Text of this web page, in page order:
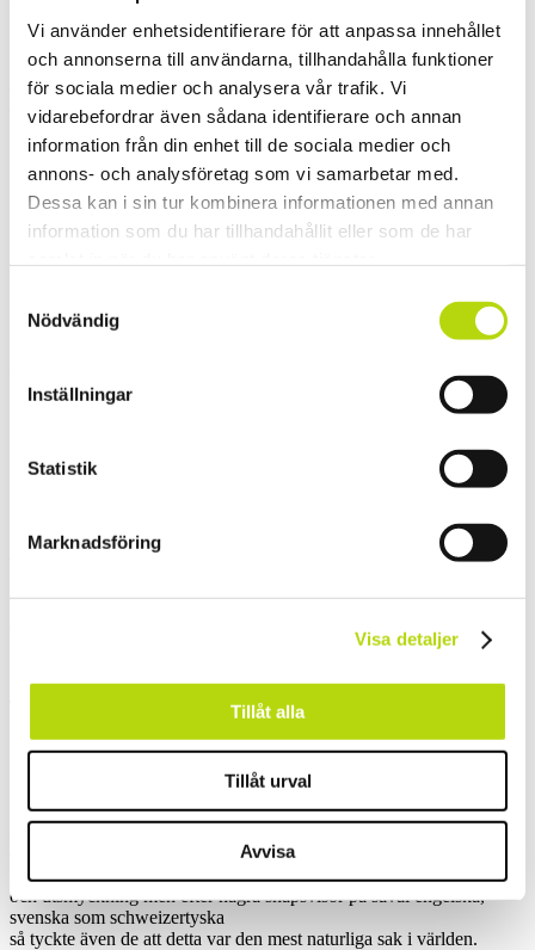
Vi använder enhetsidentifierare för att anpassa innehållet
och annonserna till användarna, tillhandahålla funktioner
för sociala medier och analysera vår trafik. Vi
vidarebefordrar även sådana identifierare och annan
information från din enhet till de sociala medier och
annons- och analysföretag som vi samarbetar med.
Dessa kan i sin tur kombinera informationen med annan
information som du har tillhandahållit eller som de har
Nödvändig
Inställningar
Statistik
Marknadsföring
Visa detaljer
Tillåt alla
Tillåt urval
Avvisa
daHultberg fick tillfälle att glänsa lite medan vi förkovrade oss i de
ädla dryckerna.
Den största hembränningsapparaten jag någonsin har sett.
På väg till Champoluc så tog vi turen över Colle di Joux för en
Chris gillar italienska korvar, men detta blev nog i mesta laget. Cirka
3 timmar och 25
röra på benen lite. En snabb vandring upp till ett litet fikaställe där
började att smälta lunchen
Tack vare våra snygga och bekväma skor från Salomon så blev det
Inte för att vi hade tröttnat på den italienska maten, men det är trots
allt augusti och
en kräftskiva är aldrig fel. Våra utländska guider såg en aning
förvirrade ut över klädsel
och utsmyckning men efter några snapsvisor på såväl engelska,
svenska som schweizertyska
så tyckte även de att detta var den mest naturliga sak i världen.